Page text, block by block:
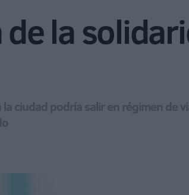
la
ciudad podría salir en régimen de